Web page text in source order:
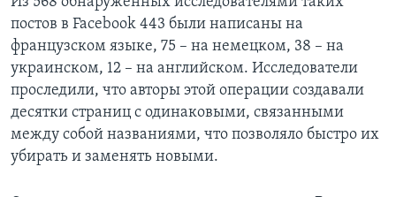
постов в Facebook 443 были написаны на
французском языке, 75 – на немецком, 38 – на
украинском, 12 – на английском. Исследователи
проследили, что авторы этой операции создавали
десятки страниц с одинаковыми, связанными
между собой названиями, что позволяло быстро их
убирать и заменять новыми.